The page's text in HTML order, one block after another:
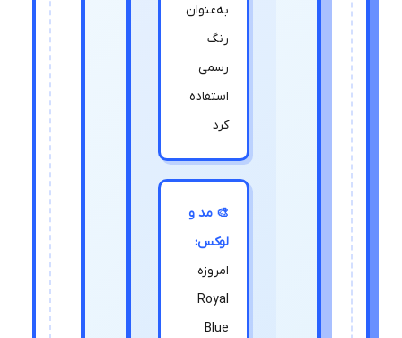
به‌عنوان
رنگ
رسمی
استفاده
کرد
🎨 مد و
لوکس:
امروزه
Royal
Blue